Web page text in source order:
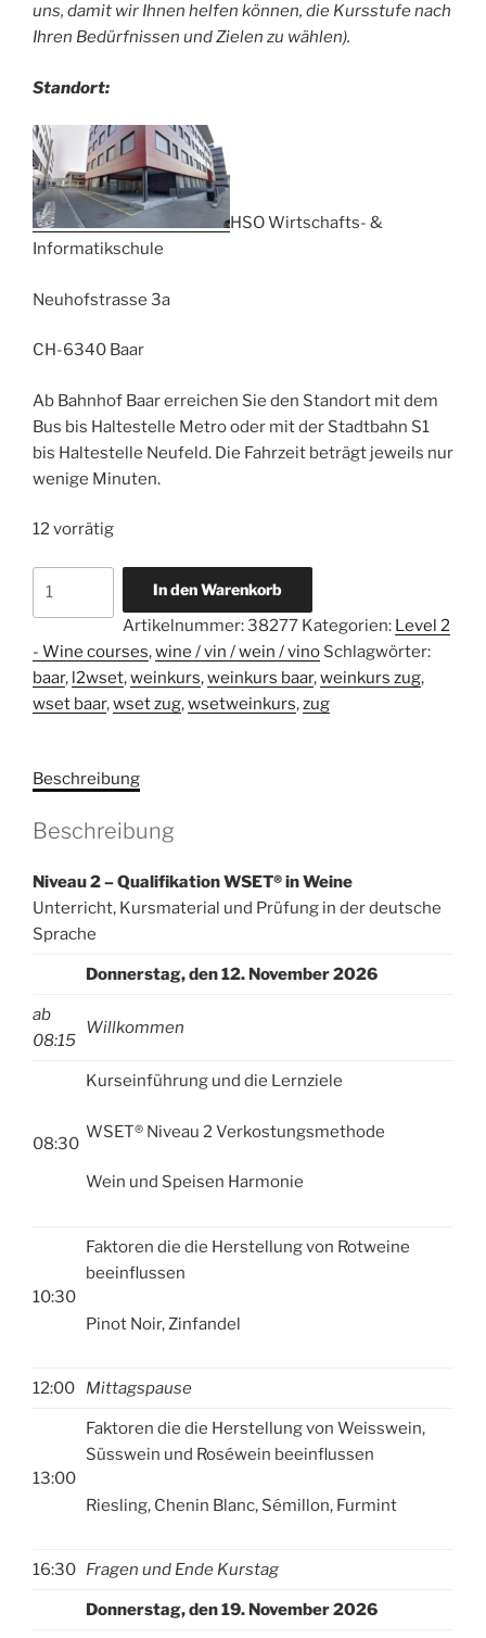
uns, damit wir Ihnen helfen können, die Kursstufe nach
Ihren Bedürfnissen und Zielen zu wählen).
Standort:
HSO Wirtschafts- &
Informatikschule
Neuhofstrasse 3a
CH-6340 Baar
Ab Bahnhof Baar erreichen Sie den Standort mit dem
Bus bis Haltestelle Metro oder mit der Stadtbahn S1
bis Haltestelle Neufeld. Die Fahrzeit beträgt jeweils nur
wenige Minuten.
12 vorrätig
Qualifikation
WSET®
in
deutsch
12.11.2026
Baar
-
Anmeldeschluss
Menge
In den Warenkorb
t
e
r
n
Artikelnummer:38277 Kategorien: Level 2
- Wine courses,wine / vin / wein / vino Schlagwörter:
baar, l2wset,weinkurs,weinkurs baar,weinkurs zug,
wset baar,wset zug,wsetweinkurs,zug
Beschreibung
Beschreibung
Niveau 2 – Qualifikation WSET® in Weine
Unterricht, Kursmaterial und Prüfung in der deutsche
Sprache
Donnerstag, den 12. November 2026
ab
08:15
Willkommen
08:30
Kurseinführung und die Lernziele
WSET® Niveau 2 Verkostungsmethode
Wein und Speisen Harmonie
10:30
Faktoren die die Herstellung von Rotweine
beeinflussen
Pinot Noir, Zinfandel
12:00 Mittagspause
13:00
Faktoren die die Herstellung von Weisswein,
Süsswein und Roséwein beeinflussen
Riesling, Chenin Blanc, Sémillon, Furmint
16:30 Fragen und Ende Kurstag
Donnerstag, den 19. November 2026